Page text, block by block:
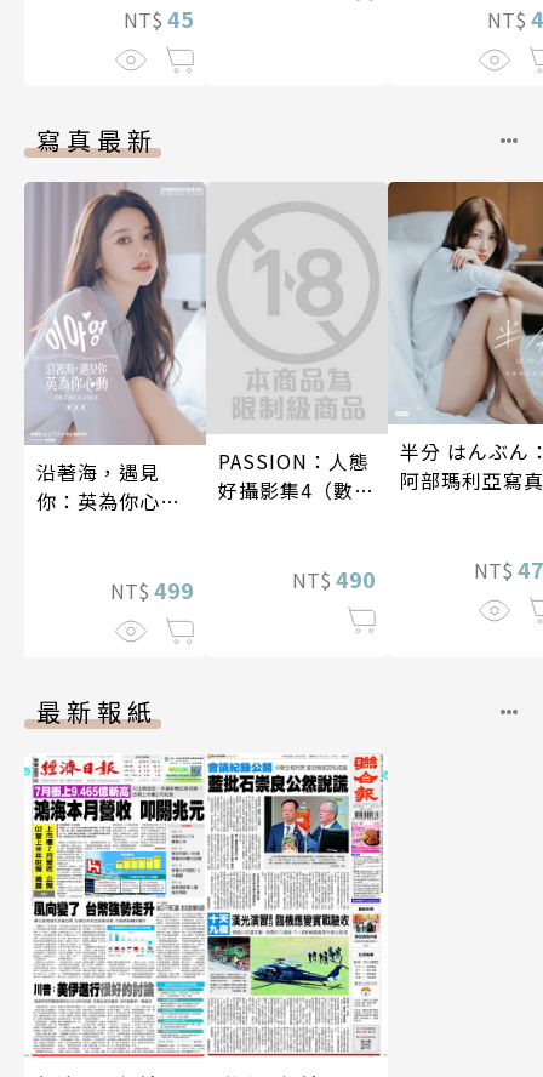
NT$ 45 NT$
寫真最新
沿著海，遇見
你：英為你心動
NT$ 499
PASSION：人態
好攝影集4（數位
NT$ 490
半分 はんぶん
阿部瑪利亞寫真
NT$
最新報紙